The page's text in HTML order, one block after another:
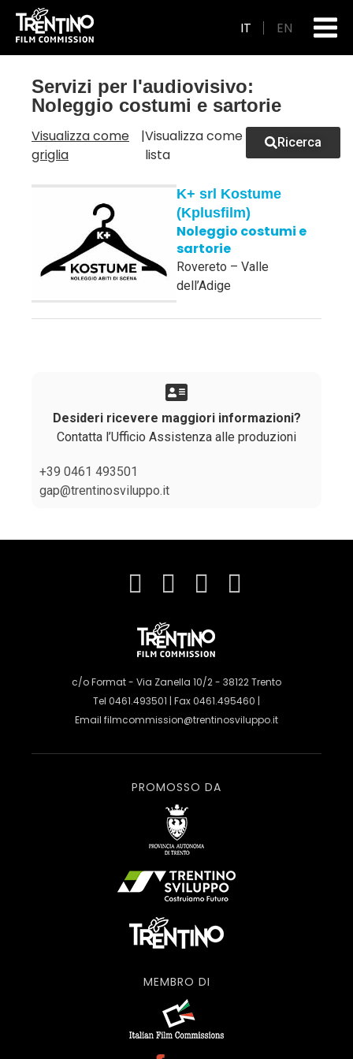
IT EN
GUIDA ALLA PRODUZIONE
Servizi per l'audiovisivo:
Noleggio costumi e sartorie
Visualizza come
griglia
|Visualizza come
lista
Ricerca
K+ srl Kostume
(Kplusfilm)
Noleggio costumi e
sartorie
Rovereto – Valle
dell’Adige
Desideri ricevere maggiori informazioni?
Contatta l’Ufficio Assistenza alle produzioni
+39 0461 493501
gap@trentinosviluppo.it
c/o Format - Via Zanella 10/2 - 38122 Trento
Tel 0461.493501 | Fax 0461.495460 |
Email filmcommission@trentinosviluppo.it
PROMOSSO DA
MEMBRO DI